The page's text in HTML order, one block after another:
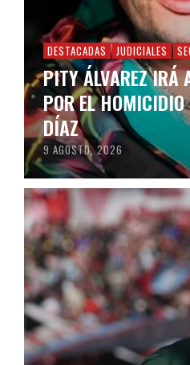
DESTACADAS JUDICIALES
PITY ÁLVAREZ IRÁ
POR EL
DÍAZ
9 AGOSTO, 2026